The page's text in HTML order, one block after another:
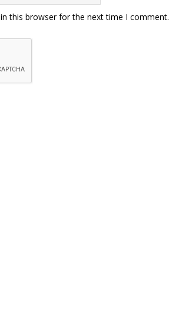
this browser for the next time I comment.